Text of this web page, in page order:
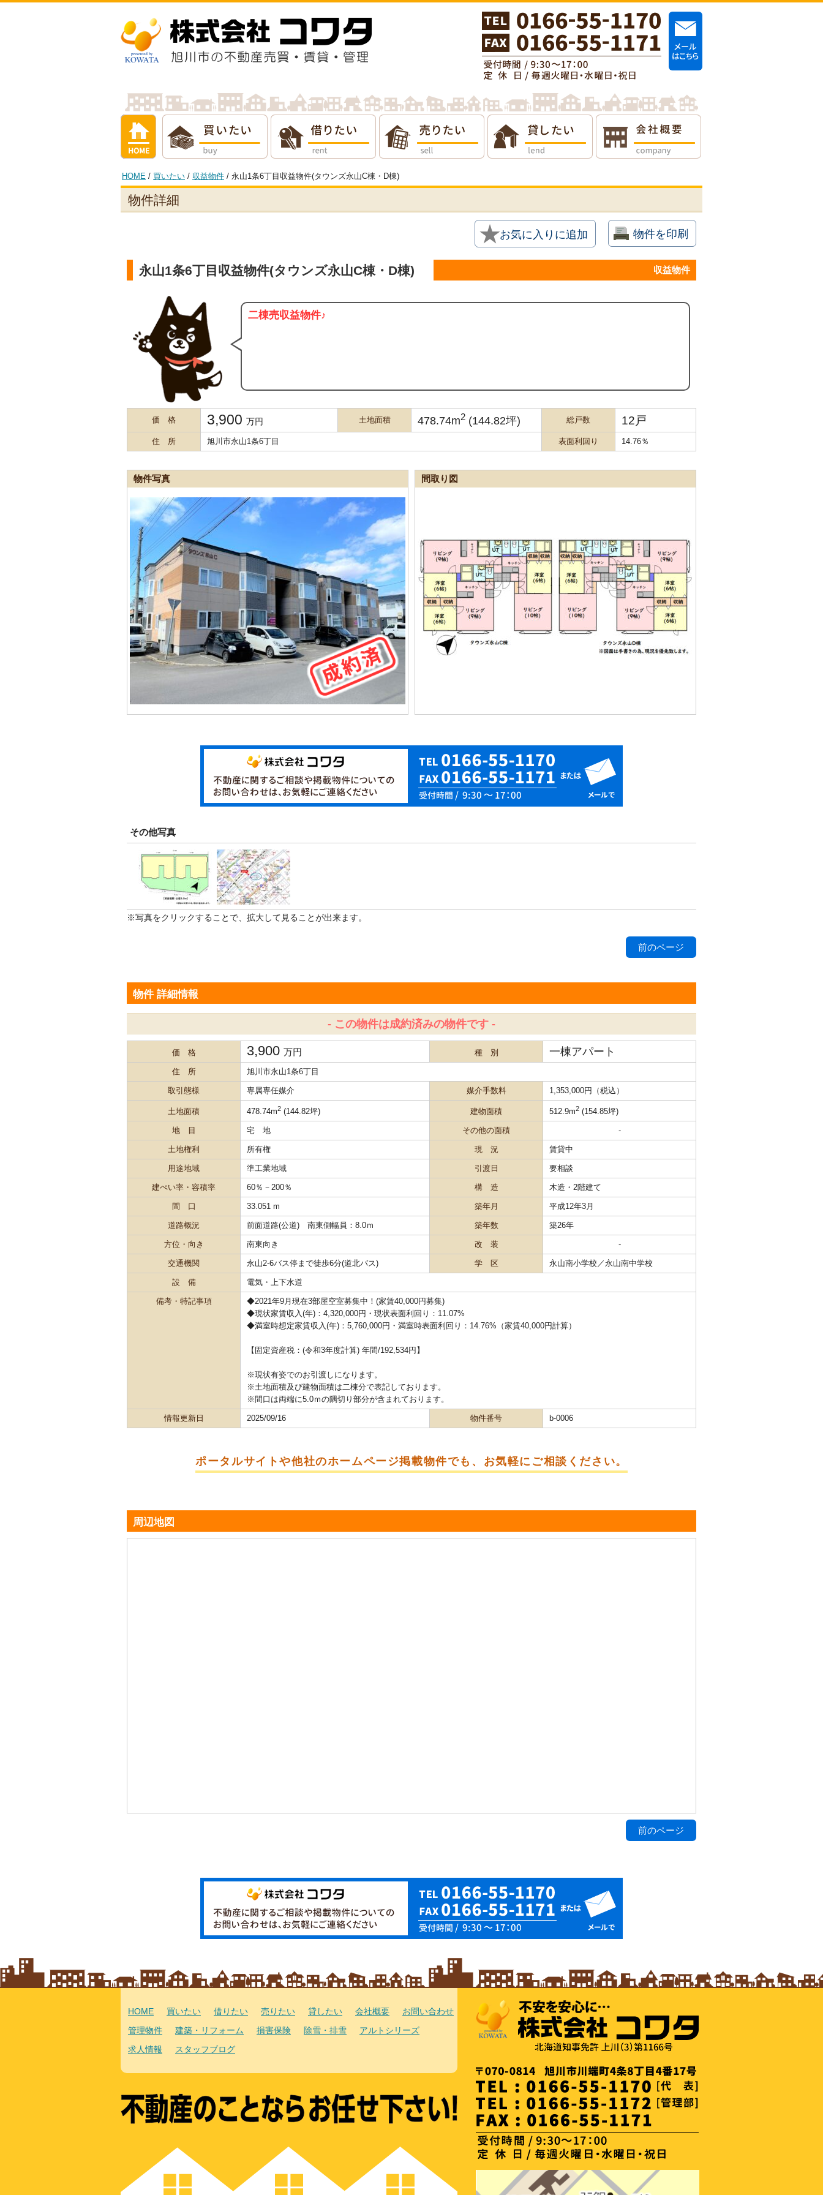
会社概要
HOME / 買いたい / 収益物件 / 永山1条6丁目収益物件(タウンズ永山C棟・D棟)
物件詳細
★お気に入りに追加 物件を印刷
永山1条6丁目収益物件(タウンズ永山C棟・D棟) 収益物件
二棟売収益物件♪
価 格 3,900 万円 土地面積 478.74m2 (144.82坪) 総戸数 12戸
住 所 旭川市永山1条6丁目 表面利回り 14.76％
物件写真 間取り図
その他写真
※写真をクリックすることで、拡大して見ることが出来ます。
前のページ
物件 詳細情報
- この物件は成約済みの物件です -
価 格 3,900 万円 種 別 一棟アパート
住 所 旭川市永山1条6丁目
取引態様 専属専任媒介 媒介手数料 1,353,000円（税込）
土地面積 478.74m2 (144.82坪) 建物面積 512.9m2 (154.85坪)
地 目 宅 地 その他の面積 -
土地権利 所有権 現 況 賃貸中
用途地域 準工業地域 引渡日 要相談
建ぺい率・容積率 60％－200％ 構 造 木造・2階建て
間 口 33.051 m 築年月 平成12年3月
道路概況 前面道路(公道) 南東側幅員：8.0ｍ 築年数 築26年
方位・向き 南東向き 改 装 -
交通機関 永山2-6バス停まで徒歩6分(道北バス) 学 区 永山南小学校／永山南中学校
設 備 電気・上下水道
備考・特記事項
◆2021年9月現在3部屋空室募集中！(家賃40,000円募集)
◆現状家賃収入(年)：4,320,000円・現状表面利回り：11.07%
◆満室時想定家賃収入(年)：5,760,000円・満室時表面利回り：14.76%（家賃40,000円計算）
【固定資産税：(令和3年度計算) 年間/192,534円】
※現状有姿でのお引渡しになります。
※土地面積及び建物面積は二棟分で表記しております。
※間口は両端に5.0ｍの隅切り部分が含まれております。
情報更新日 2025/09/16 物件番号 b-0006
ポータルサイトや他社のホームページ掲載物件でも、お気軽にご相談ください。
周辺地図
前のページ
HOME 買いたい 借りたい 売りたい 貸したい 会社概要 お問い合わせ
管理物件 建築・リフォーム 損害保険 除雪・排雪 アルトシリーズ
求人情報 スタッフブログ